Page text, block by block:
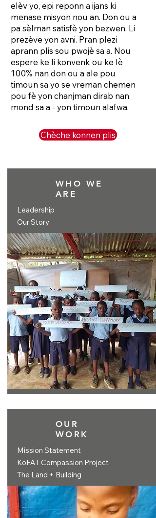
elèv yo, epi reponn a ijans ki
menase misyon nou an. Don ou a
pa sèlman satisfè yon bezwen. Li
prezève yon avni. Pran plezi
aprann plis sou pwojè sa a. Nou
espere ke li konvenk ou ke lè
100% nan don ou a ale pou
timoun sa yo se vreman chemen
pou fè yon chanjman dirab nan
mond sa a - yon timoun alafwa.
Chèche konnen plis
WHO WE
ARE
Leadership
Our Story
OUR
WORK
Mission Statement
KoFAT Compassion Project
The Land + Building